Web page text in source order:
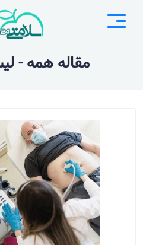
مقاله همه -